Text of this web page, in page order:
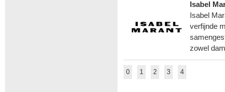
Isabel
Isabel
verfijnde
zowel
0 1 2 3 4